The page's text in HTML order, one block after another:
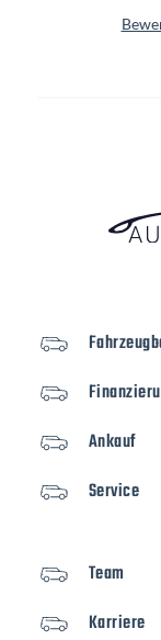
Ankauf
Service
Team
Karriere